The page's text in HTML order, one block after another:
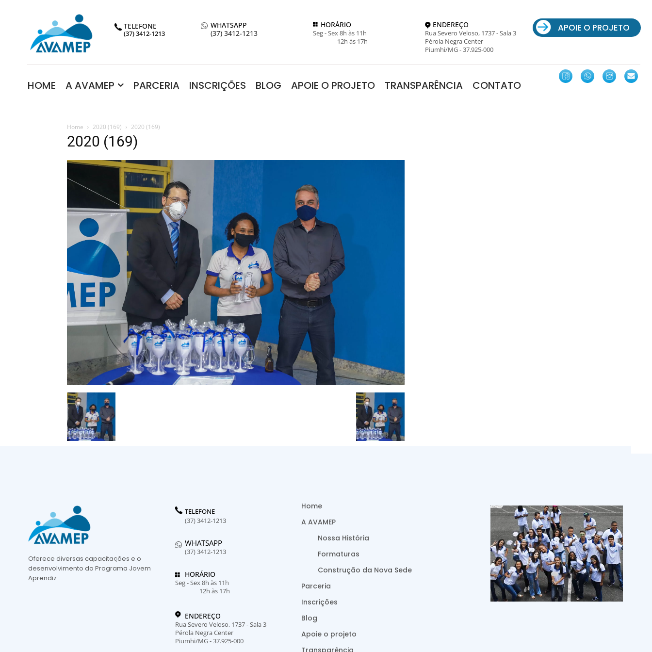
TELEFONE
WHATSAPP
(37) 3412-1213
(37) 3412-1213
HORÁRIO
Seg - Sex 8h às 11h
12h às 17h
ENDEREÇO
Rua Severo Veloso, 1737 - Sala 3
Pérola Negra Center
Piumhi/MG - 37.925-000
APOIE O PROJETO
HOME A AVAMEP PARCERIA INSCRIÇÕES BLOG APOIE O PROJETO TRANSPARÊNCIA CONTATO
Home 2020 (169) 2020 (169)
2020 (169)
Oferece diversas capacitações e o
desenvolvimento do Programa Jovem
Aprendiz
TELEFONE
(37) 3412-1213
WHATSAPP
(37) 3412-1213
HORÁRIO
Seg - Sex 8h às 11h
12h às 17h
ENDEREÇO
Rua Severo Veloso, 1737 - Sala 3
Pérola Negra Center
Piumhi/MG - 37.925-000
Home
A AVAMEP
Nossa História
Formaturas
Construção da Nova Sede
Parceria
Inscrições
Blog
Apoie o projeto